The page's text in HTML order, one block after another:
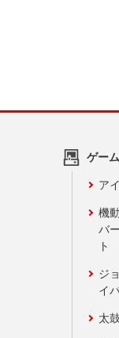
ゲー
ア
機
バ
ト
ジ
イ
太